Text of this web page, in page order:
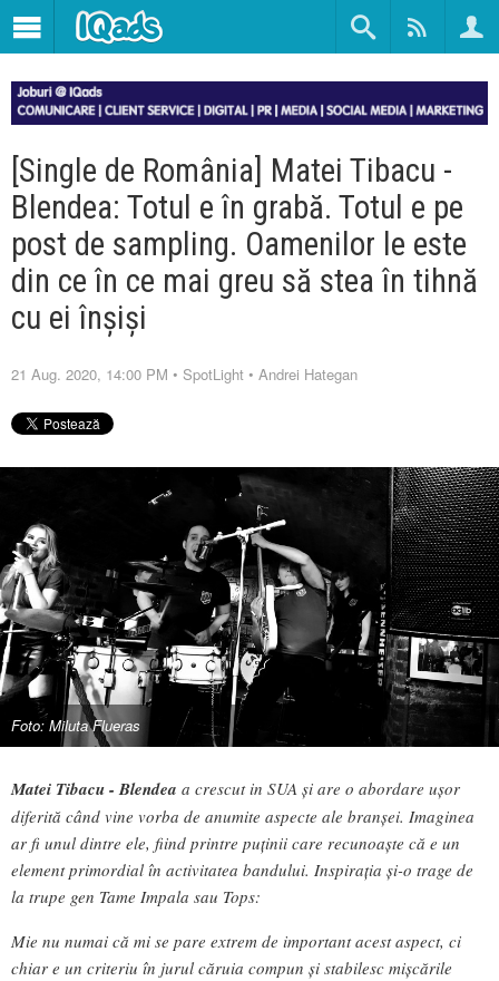
[Single de România] Matei Tibacu -
Blendea: Totul e în grabă. Totul e pe
post de sampling. Oamenilor le este
din ce în ce mai greu să stea în tihnă
cu ei înșiși
21 Aug. 2020, 14:00 PM • SpotLight • Andrei Hategan
Foto: Miluta Flueras
Matei Tibacu - Blendea a crescut in SUA și are o abordare ușor
diferită când vine vorba de anumite aspecte ale branșei. Imaginea
ar fi unul dintre ele, fiind printre puținii care recunoaște că e un
element primordial în activitatea bandului. Inspirația și-o trage de
la trupe gen Tame Impala sau Tops:
Mie nu numai că mi se pare extrem de important acest aspect, ci
chiar e un criteriu în jurul căruia compun și stabilesc mișcările